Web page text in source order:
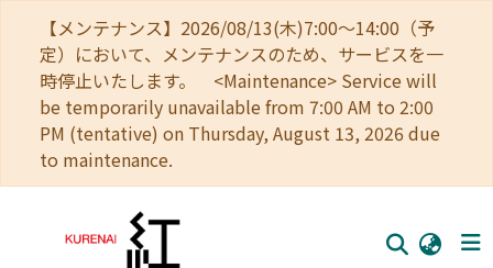
【メンテナンス】2026/08/13(木)7:00～14:00（予
定）において、メンテナンスのため、サービスを一
時停止いたします。 <Maintenance> Service will
be temporarily unavailable from 7:00 AM to 2:00
PM (tentative) on Thursday, August 13, 2026 due
to maintenance.